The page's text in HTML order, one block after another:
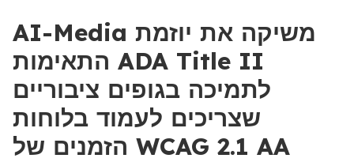
AI-Media משיקה את יוזמת
התאימות ADA Title II
לתמיכה בגופים ציבוריים
שצריכים לעמוד בלוחות
הזמנים של WCAG 2.1 AA